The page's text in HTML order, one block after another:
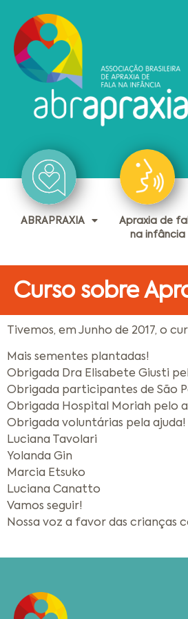
ABRAPRAXIA
Apraxia de
na infância
Curso sobre
Tivemos, em Junho de 2017, o
Mais sementes plantadas!
Obrigada Dra Elisabete Giusti
Obrigada participantes de São
Obrigada Hospital Moriah pelo
Obrigada voluntárias pela ajuda!
Luciana Tavolari
Yolanda Gin
Marcia Etsuko
Luciana Canatto
Vamos seguir!
Nossa voz a favor das crianças